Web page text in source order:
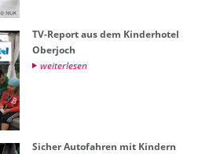
TV-Re­port aus dem Kin­der­ho­tel
Ober­joch
wei­ter­le­sen
Si­cher Au­to­fah­ren mit Kin­dern